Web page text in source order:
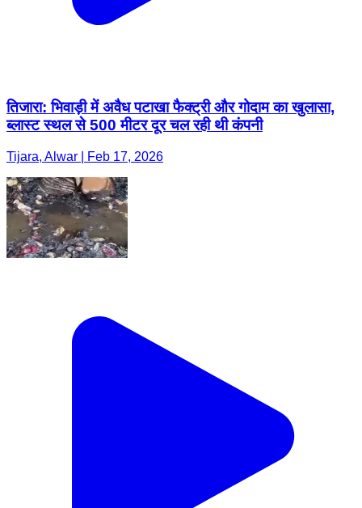
तिजारा: भिवाड़ी में अवैध पटाखा फैक्ट्री और गोदाम का खुलासा,
ब्लास्ट स्थल से 500 मीटर दूर चल रही थी कंपनी
Tijara, Alwar | Feb 17, 2026